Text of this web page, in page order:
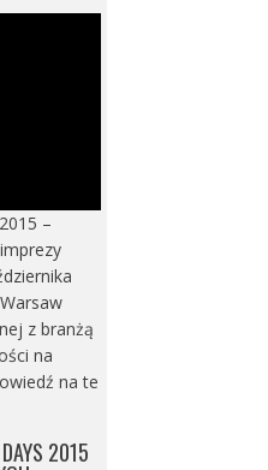
–
z branżą
na
na te
2015